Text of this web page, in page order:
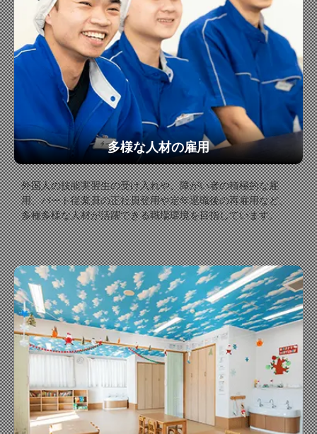
多様な人材の雇用
外国人の技能実習生の受け入れや、障がい者の積極的な雇
用、パート従業員の正社員登用や定年退職後の再雇用など、
多種多様な人材が活躍できる職場環境を目指しています。